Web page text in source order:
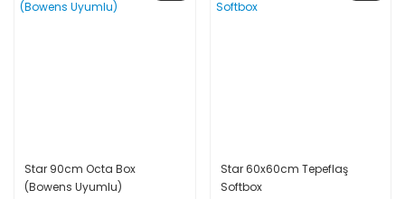
Star 90cm Octa Box
(Bowens Uyumlu)
Star 60x60cm Tepeflaş
Softbox